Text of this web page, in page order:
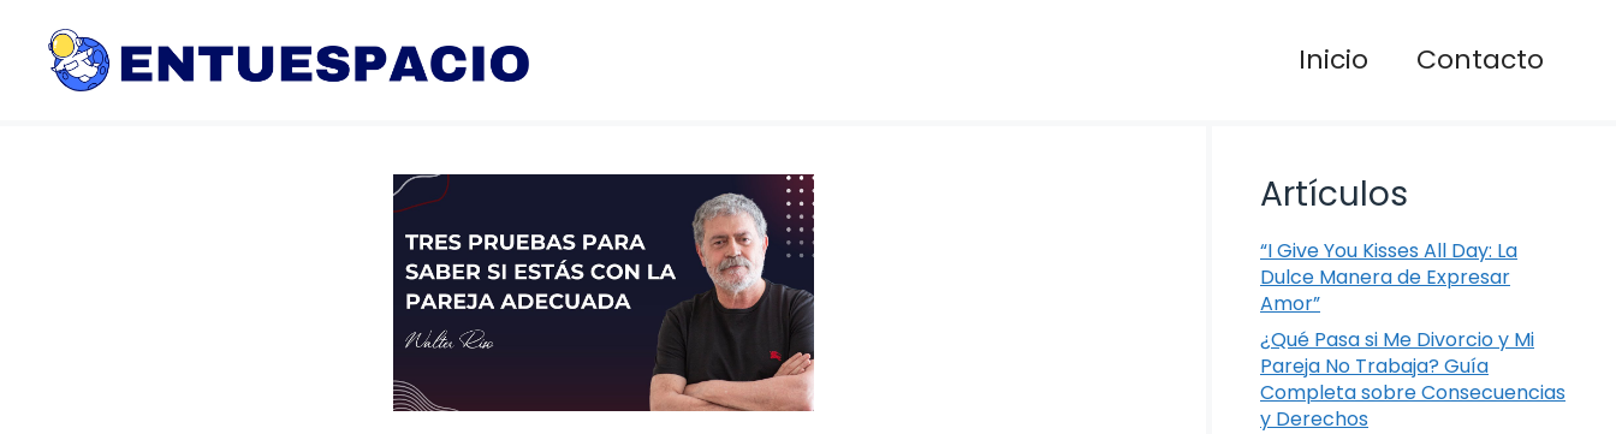
contenido
Inicio Contacto
Artículos
“I Give You Kisses All Day: La
Dulce Manera de Expresar
Amor”
¿Qué Pasa si Me Divorcio y Mi
Pareja No Trabaja? Guía
Completa sobre Consecuencias
y Derechos